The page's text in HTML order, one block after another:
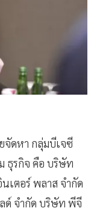
จัดหา กลุ่มบีเจซี
ธุรกิจ คือ บริษัท
เตอร์ พลาส จำกัด
ด์ จำกัด บริษัท พีจี